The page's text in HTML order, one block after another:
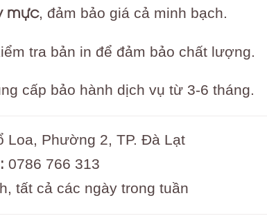
mực, đảm bảo giá cả minh bạch.
tra bản in để đảm bảo chất lượng.
cấp bảo hành dịch vụ từ 3-6 tháng.
Loa, Phường 2, TP. Đà Lạt
0786 766 313
tất cả các ngày trong tuần